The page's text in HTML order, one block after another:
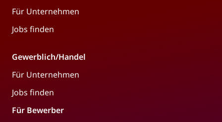
Für Unternehmen
Jobs finden
Gewerblich/Handel
Für Unternehmen
Jobs finden
Für Bewerber